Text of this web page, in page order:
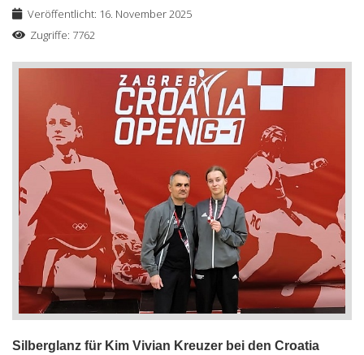
Veröffentlicht: 16. November 2025
Zugriffe: 7762
Silberglanz für Kim Vivian Kreuzer bei den Croatia